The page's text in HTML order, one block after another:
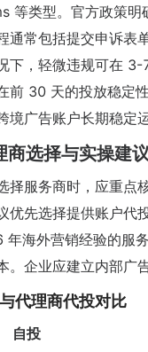
等类型。官方政策明
通常包括提交申诉表
下，轻微违规可在 3-
前 30 天的投放稳定
境广告账户长期稳定
商选择与实操建议
择服务商时，应重点
优先选择提供账户代
年海外营销经验的服
。企业应建立内部广
代理商代投对比
自投